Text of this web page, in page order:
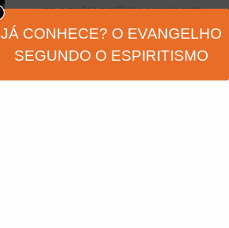
voz; e muitos paralíticos e coxos eram
JÁ CONHECE? O EVANGELHO
SEGUNDO O ESPIRITISMO